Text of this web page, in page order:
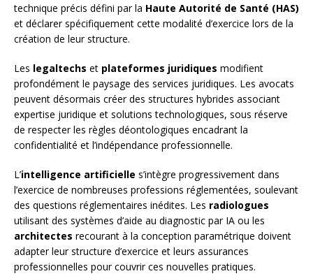
technique précis défini par la Haute Autorité de Santé (HAS)
et déclarer spécifiquement cette modalité d’exercice lors de la
création de leur structure.
Les legaltechs et plateformes juridiques modifient
profondément le paysage des services juridiques. Les avocats
peuvent désormais créer des structures hybrides associant
expertise juridique et solutions technologiques, sous réserve
de respecter les règles déontologiques encadrant la
confidentialité et l’indépendance professionnelle.
L’intelligence artificielle s’intègre progressivement dans
l’exercice de nombreuses professions réglementées, soulevant
des questions réglementaires inédites. Les radiologues
utilisant des systèmes d’aide au diagnostic par IA ou les
architectes recourant à la conception paramétrique doivent
adapter leur structure d’exercice et leurs assurances
professionnelles pour couvrir ces nouvelles pratiques.